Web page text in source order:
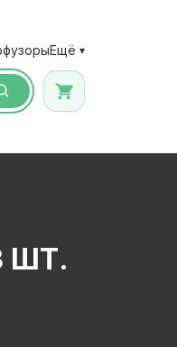
Ещё ▾
ШТ.